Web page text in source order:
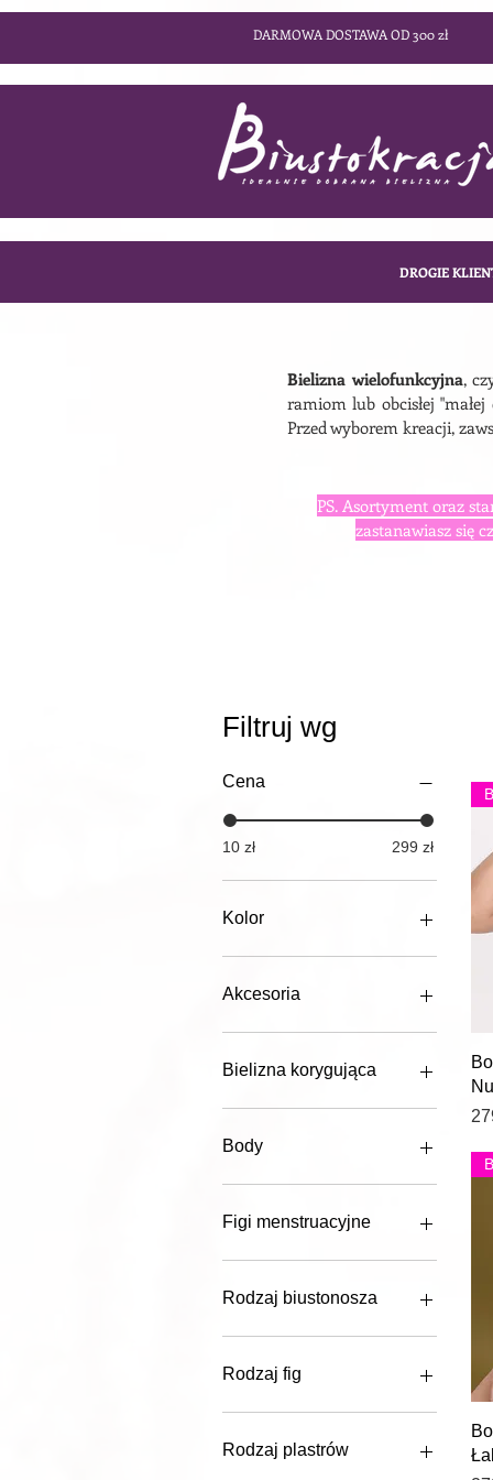
DARMOWA DOSTAWA OD 300 zł
DROGIE
Bielizna wielofunkcyjna,
ramiom lub obcisłej
Przed wyborem kreacji,
PS. Asortyment oraz
zastanawiasz się
Filtruj wg
Cena
10 zł 299 zł
Kolor
Akcesoria
do biustonoszy
na nogi
Bielizna korygująca
body
figi
Body
body
Figi menstruacyjne
szorty
Rodzaj biustonosza
padded
Rodzaj fig
na ramiączkach
niskie
Rodzaj plastrów